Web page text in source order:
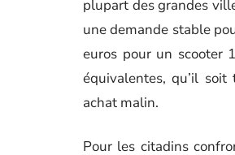
plupart des grandes
une demande stable
euros pour un scooter
équivalentes, qu’il
achat malin.
Pour les citadins